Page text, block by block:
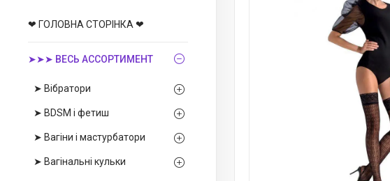
❤ ГОЛОВНА СТОРІНКА ❤
➤➤➤ ВЕСЬ АССОРТИМЕНТ
➤ Вібратори
➤ BDSM і фетиш
➤ Вагіни і мастурбатори
➤ Вагінальні кульки